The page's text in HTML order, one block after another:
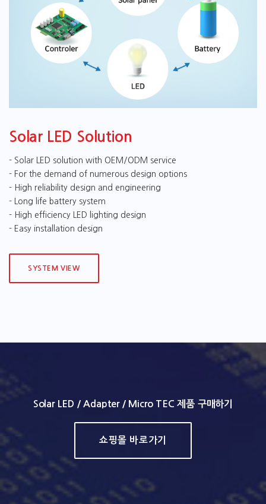
Solar LED Solution
- Solar LED solution with OEM/ODM service
- For the demand of numerous design options
- High reliability design and engineering
- Long life battery system
- High efficiency LED lighting design
- Easy installation design
SYSTEM VIEW
Solar LED / Adapter / Micro TEC 제품 구매하기
쇼핑몰 바로가기